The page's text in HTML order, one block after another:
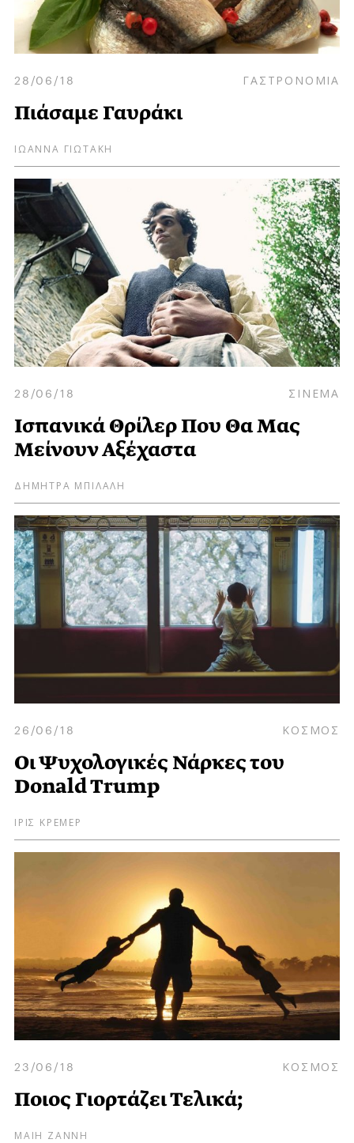
28/06/18 ΓΑΣΤΡΟΝΟΜΙΑ
Πιάσαμε Γαυράκι
ΙΩΑΝΝΑ ΓΙΩΤΑΚΗ
28/06/18 ΣΙΝΕΜΑ
Ισπανικά Θρίλερ Που Θα Μας
Μείνουν Αξέχαστα
ΔΗΜΗΤΡΑ ΜΠΙΛΑΛΗ
26/06/18 ΚΟΣΜΟΣ
Οι Ψυχολογικές Νάρκες του
Donald Trump
ΙΡΙΣ ΚΡΕΜΕΡ
23/06/18 ΚΟΣΜΟΣ
Ποιος Γιορτάζει Τελικά;
ΜΑΙΗ ΖΑΝΝΗ